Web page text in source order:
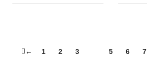
← 1 2 3 5 6 7